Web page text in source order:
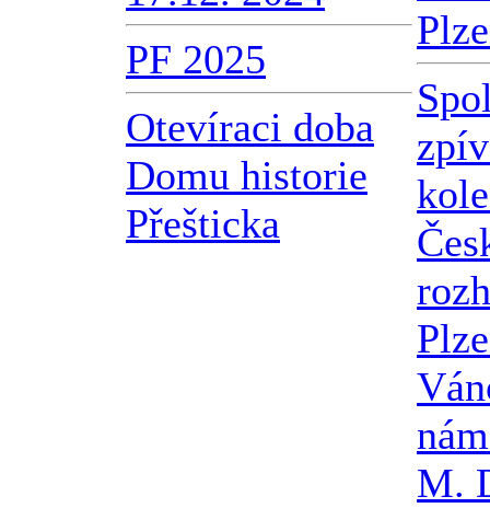
PF 2025
Otevíraci doba
Domu historie
Přešticka
M.